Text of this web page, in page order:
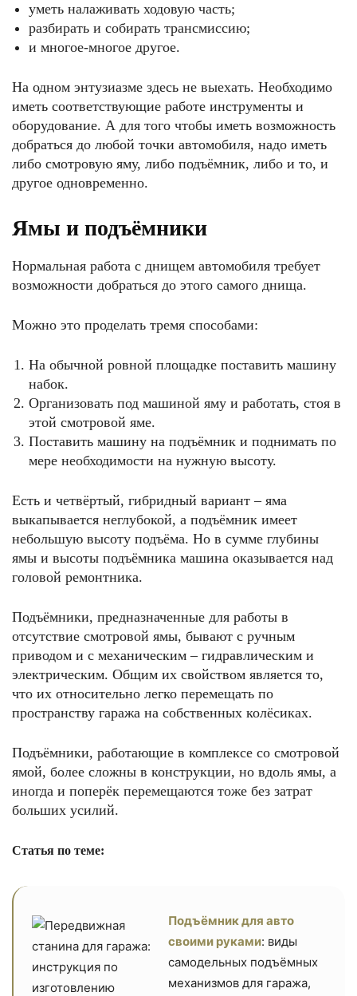
уметь налаживать ходовую часть;
разбирать и собирать трансмиссию;
и многое-многое другое.
На одном энтузиазме здесь не выехать. Необходимо
иметь соответствующие работе инструменты и
оборудование. А для того чтобы иметь возможность
добраться до любой точки автомобиля, надо иметь
либо смотровую яму, либо подъёмник, либо и то, и
другое одновременно.
Ямы и подъёмники
Нормальная работа с днищем автомобиля требует
возможности добраться до этого самого днища.
Можно это проделать тремя способами:
На обычной ровной площадке поставить машину
набок.
Организовать под машиной яму и работать, стоя в
этой смотровой яме.
Поставить машину на подъёмник и поднимать по
мере необходимости на нужную высоту.
Есть и четвёртый, гибридный вариант – яма
выкапывается неглубокой, а подъёмник имеет
небольшую высоту подъёма. Но в сумме глубины
ямы и высоты подъёмника машина оказывается над
головой ремонтника.
Подъёмники, предназначенные для работы в
отсутствие смотровой ямы, бывают с ручным
приводом и с механическим – гидравлическим и
электрическим. Общим их свойством является то,
что их относительно легко перемещать по
пространству гаража на собственных колёсиках.
Подъёмники, работающие в комплексе со смотровой
ямой, более сложны в конструкции, но вдоль ямы, а
иногда и поперёк перемещаются тоже без затрат
больших усилий.
Статья по теме:
Подъёмник для авто
своими руками: виды
самодельных подъёмных
механизмов для гаража,